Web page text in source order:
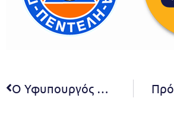
Ο Υφυπουργός Περιβάλλοντος Γιώργος Αμυράς και η Δήμαρχος Πεντέλης Δήμητρα Κεχαγιά, παρουσιάζουν την πρότυπη αποκατάσταση – αναδάσωση του δάσους στην Καλλιθέα Πεντέλης – Πέμπτη 4/5 & ώρα 6 μ.μ